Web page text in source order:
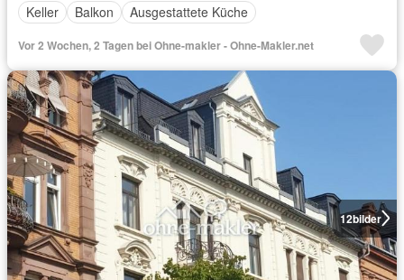
Keller
Balkon Ausgestattete Küche
Vor 2 Wochen, 2 Tagen bei Ohne-makler - Ohne-Makler.net
12bilder